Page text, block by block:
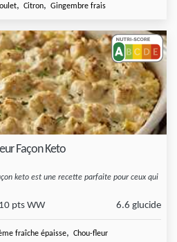
, Citron, Gingembre frais
Façon Keto
keto est une recette parfaite pour ceux qui
10 pts WW 6.6 glucide
fraîche épaisse, Chou-fleur